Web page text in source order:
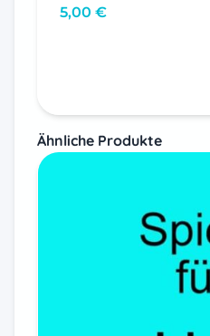
5,00 €
Ähnliche Produkte